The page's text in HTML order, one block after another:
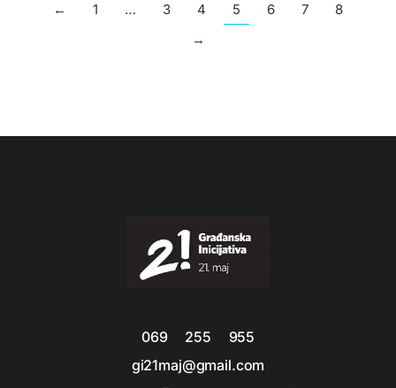
← 1 … 3 4 5 6 7
8
→
069 255 955
gi21maj@gmail.com